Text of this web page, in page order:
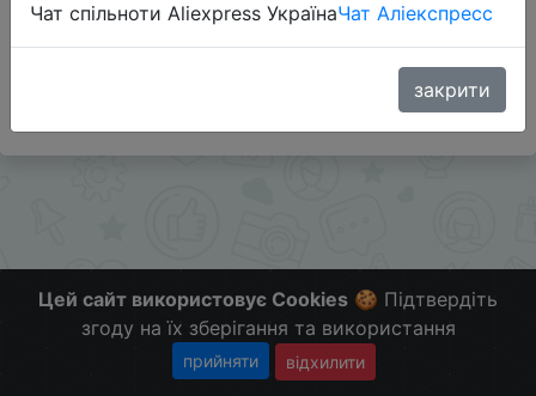
Слідкуйте за знижками на мобільному, в телеграм
Цей сайт використовує Cookies 🍪 Підтвердіть
згоду на їх зберігання та використання
прийняти відхилити
Чат спільноти Aliexpress УкраїнаЧат Аліекспресс
закрити